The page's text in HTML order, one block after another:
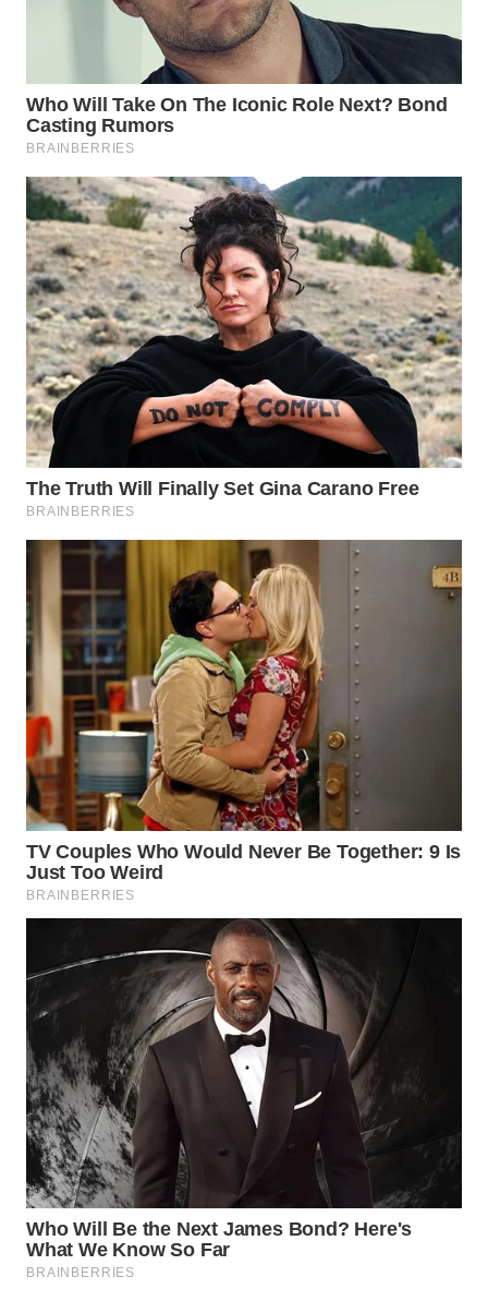
WN
SEMARANG
WN
SOLO
WN
BOROBUDUR
WN
MADURA
SURABAYA
WN
NATUNA
WN
BINTAN
WN
MANDALIKA
WN
LIKUPANG
WN
LABUANBAJO
WN
Wahana
Media
Group
WAHANA
NEWS
WAHANA
TANI
WAHANA
ADVOKAT